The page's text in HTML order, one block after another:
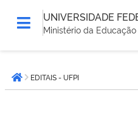
UNIVERSIDADE
Ministério da Educação
está
aqui:Página inicial
EDITAIS - UFPI